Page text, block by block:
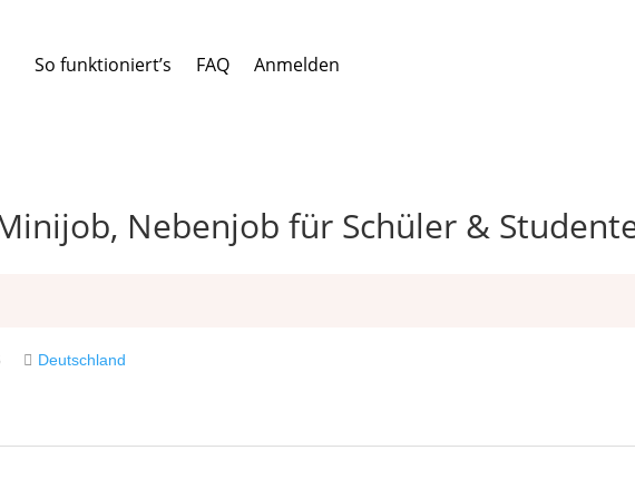
So funktioniert’s FAQ Anmelden
Nebenjob für Schüler &
Deutschland